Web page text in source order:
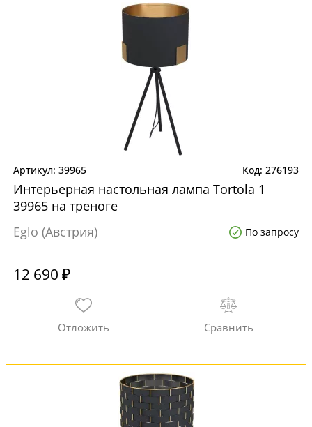
39965 276193
Интерьерная настольная лампа Tortola 1
39965 на треноге
Eglo (Австрия)
По запросу
12 690 ₽